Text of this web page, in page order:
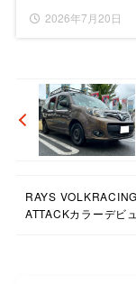
2026年7月20日
RAYS
ATTACKカラーデビ